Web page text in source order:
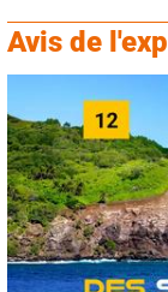
Avis de